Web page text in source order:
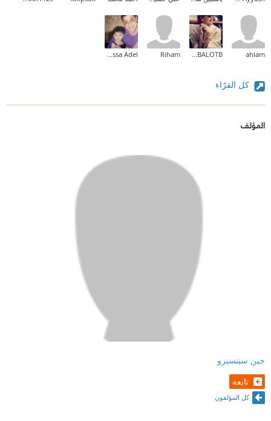
ahlam
EMANBALOTB
Riham
Hamssa Adel
كل القرّاء
المؤلف
جين سينسيرو
تابعه
كل المؤلفون